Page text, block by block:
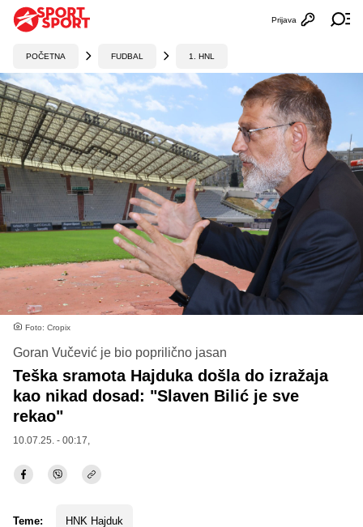
Otvori
Prijava
POČETNA FUDBAL 1. HNL
Foto: Cropix
Goran Vučević je bio poprilično jasan
Teška sramota Hajduka došla do izražaja
kao nikad dosad: "Slaven Bilić je sve
rekao"
10.07.25. - 00:17,
Teme: HNK Hajduk